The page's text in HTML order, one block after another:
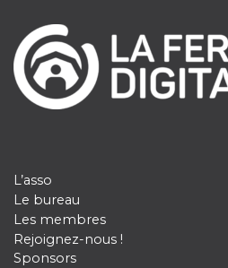
L’asso
Le bureau
Les membres
Rejoignez-nous !
Sponsors